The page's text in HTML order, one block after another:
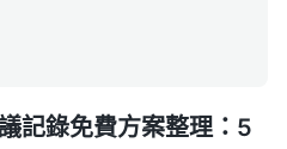
記錄免費方案整理：5